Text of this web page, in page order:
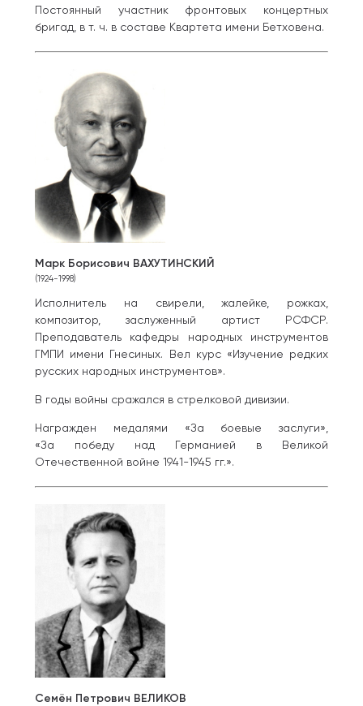
Постоянный участник фронтовых концертных
бригад, в т. ч. в составе Квартета имени Бетховена.
Марк Борисович ВАХУТИНСКИЙ
(1924-1998)
Исполнитель на свирели, жалейке, рожках,
композитор, заслуженный артист РСФСР.
Преподаватель кафедры народных инструментов
ГМПИ имени Гнесиных. Вел курс «Изучение редких
русских народных инструментов».
В годы войны сражался в стрелковой дивизии.
Награжден медалями «За боевые заслуги»,
«За победу над Германией в Великой
Отечественной войне 1941-1945 гг.».
Семён Петрович ВЕЛИКОВ